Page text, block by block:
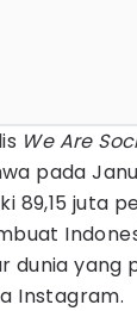
We Are
pada
89,15 juta
dunia yang
Instagram.